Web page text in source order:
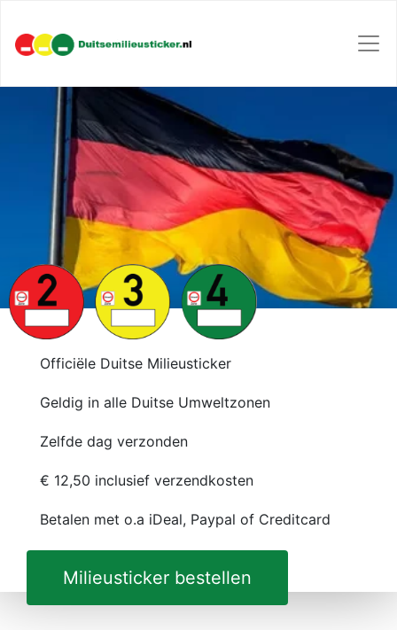
Officiële Duitse Milieusticker
Geldig in alle Duitse Umweltzonen
Zelfde dag verzonden
€ 12,50 inclusief verzendkosten
Betalen met o.a iDeal, Paypal of Creditcard
Milieusticker bestellen